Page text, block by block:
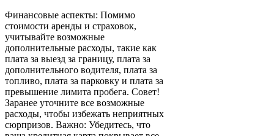
Финансовые аспекты: Помимо
стоимости аренды и страховок,
учитывайте возможные
дополнительные расходы, такие как
плата за выезд за границу, плата за
дополнительного водителя, плата за
топливо, плата за парковку и плата за
превышение лимита пробега. Совет!
Заранее уточните все возможные
расходы, чтобы избежать неприятных
сюрпризов. Важно: Убедитесь, что